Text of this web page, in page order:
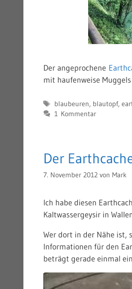
Der angeprochene
mit haufenweise
Schlagwörter
blaubeuren, blautopf,
1 Kommentar
Der
7. November 2012 von Mark
Ich habe diesen
Kaltwassergeysir in
Wer dort in der Nähe ist,
Informationen für den
beträgt gerade einmal